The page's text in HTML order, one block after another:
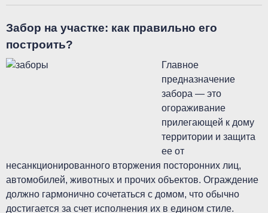
Забор на участке: как правильно его
построить?
Главное
предназначение
забора — это
огораживание
прилегающей к дому
территории и защита
ее от
несанкционированного вторжения посторонних лиц,
автомобилей, животных и прочих объектов. Ограждение
должно гармонично сочетаться с домом, что обычно
достигается за счет исполнения их в едином стиле.